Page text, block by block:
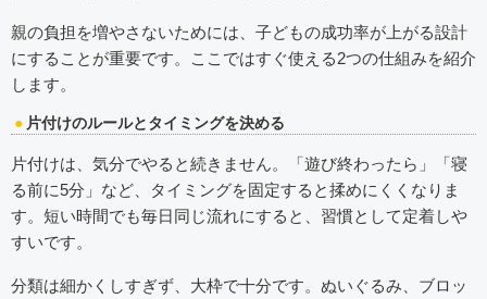
親の負担を増やさないためには、子どもの成功率が上がる設計
にすることが重要です。ここではすぐ使える2つの仕組みを紹介
します。
片付けのルールとタイミングを決める
片付けは、気分でやると続きません。「遊び終わったら」「寝
る前に5分」など、タイミングを固定すると揉めにくくなりま
す。短い時間でも毎日同じ流れにすると、習慣として定着しや
すいです。
分類は細かくしすぎず、大枠で十分です。ぬいぐるみ、ブロッ